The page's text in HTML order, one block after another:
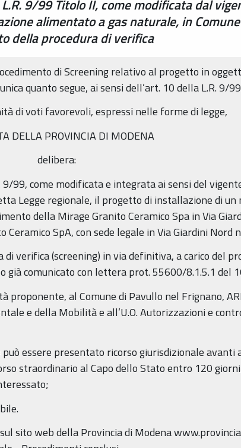
9/99 Titolo II, come modificata dal
alimentato a gas naturale, in
della procedura di verifica
di Screening relativo al progetto in
quanto segue, ai sensi dell’art. 10 della L.R. 9/
di voti favorevoli, espressi nelle forme di legge,
DELLA PROVINCIA DI MODENA
delibera:
9/99, come modificata e integrata ai sensi del
Legge regionale, il progetto di installazione di
della Mirage Granito Ceramico Spa in Via
SpA, con sede legale in Via Giardini Nord
verifica (screening) in via definitiva, a carico del
già comunicato con lettera prot. 55600/8.1.5.1 del
al Comune di Pavullo nel Frignano,
e della Mobilità e all’U.O. Autorizzazioni e
essere presentato ricorso giurisdizionale avanti
straordinario al Capo dello Stato entro 120
sito web della Provincia di Modena